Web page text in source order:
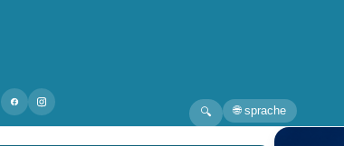
🔍 🌐 sprache